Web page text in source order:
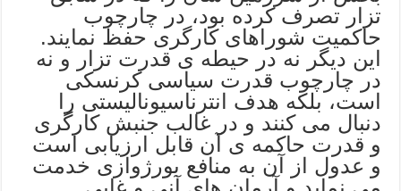
تزار تصرف کرده بود، در چارچوب
حاکمیت شوراهای کارگری حفظ نمایند.
این دیگر نه در حیطه ی قدرت تزار و نه
در چارچوب قدرت سیاسی کرنسکی
است، بلکه هدف انترناسیونالیستی را
دنبال می کنند و در غالب جنبش کارگری
و قدرت حاکمه ی آن قابل ارزیابی است
و عدول از آن به منافع بورژوازی خدمت